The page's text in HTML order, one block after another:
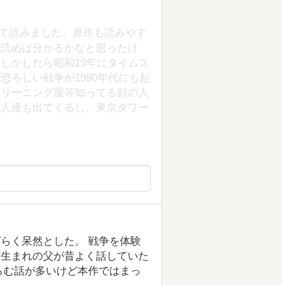
読みました。原作も読みやす
めば分かるかなと思ったけ
かしたら昭和19年にタイムス
ろしい戦争が1980年代にも起
ーニング屋等知ってる顔の人
達も出てくるし、東京タワー
く呆然とした。 戦争を体験
まれの父が昔よく話していた
話が多いけど本作ではまっ